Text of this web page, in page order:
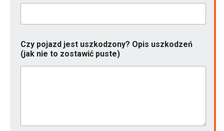
Czy pojazd jest uszkodzony? Opis uszkodzeń
(jak nie to zostawić puste)